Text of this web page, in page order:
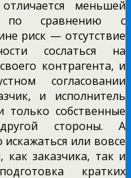
меньшей
по сравнению с
риск — отсутствие
сослаться на
контрагента, и
согласовании
и исполнитель
собственные
стороны. А
или вовсе
как заказчика, так и
кратких